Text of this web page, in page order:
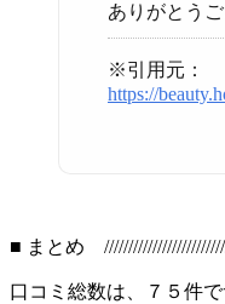
ありがとうご
※引用元：
https://
■ まとめ
口コミ総数は、７５件